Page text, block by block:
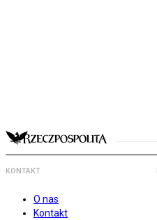
KONTAKT
O nas
Kontakt